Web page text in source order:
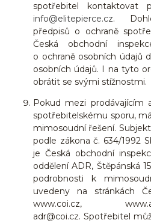
spotřebitel kontaktovat
info@elitepierce.cz.
předpisů o ochraně
Česká obchodní
o ochraně osobních údajů
osobních údajů. I na tyto
obrátit se svými stížnostmi.
Pokud mezi
spotřebitelskému sporu,
mimosoudní řešení.
podle zákona č. 634/1992
je Česká obchodní
oddělení ADR, Štěpánská
podrobnosti k
uvedeny na stránkách
www.coi.cz,
adr@coi.cz. Spotřebitel